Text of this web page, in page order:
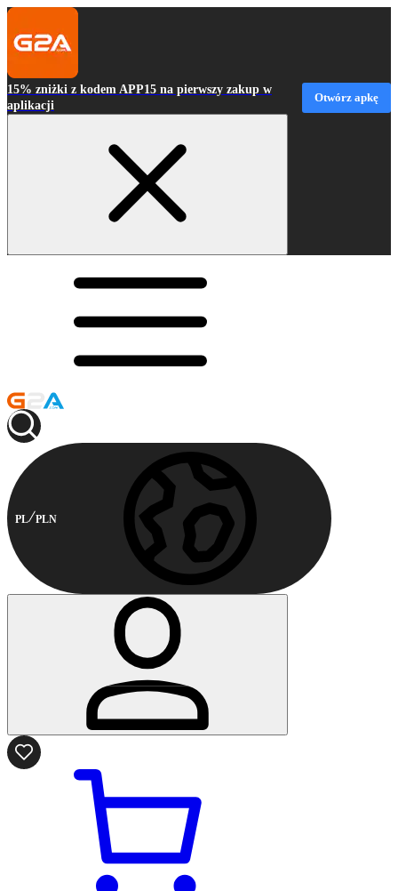
15% zniżki z kodem APP15 na pierwszy zakup w
aplikacji
Otwórz apkę
PL PLN